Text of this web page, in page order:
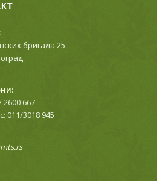
бригада 25
2600 667
011/3018 945